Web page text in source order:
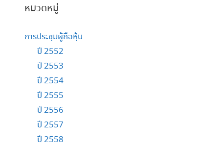
หมวดหมู่
การประชุมผู้ถือหุ้น
ปี 2552
ปี 2553
ปี 2554
ปี 2555
ปี 2556
ปี 2557
ปี 2558